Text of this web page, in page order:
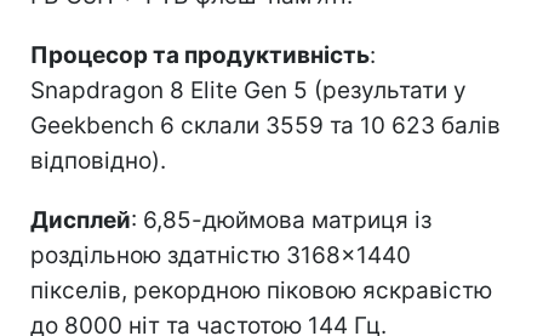
Процесор та продуктивність:
Snapdragon 8 Elite Gen 5 (результати у
Geekbench 6 склали 3559 та 10 623 балів
відповідно).
Дисплей: 6,85-дюймова матриця із
роздільною здатністю 3168×1440
пікселів, рекордною піковою яскравістю
до 8000 ніт та частотою 144 Гц.